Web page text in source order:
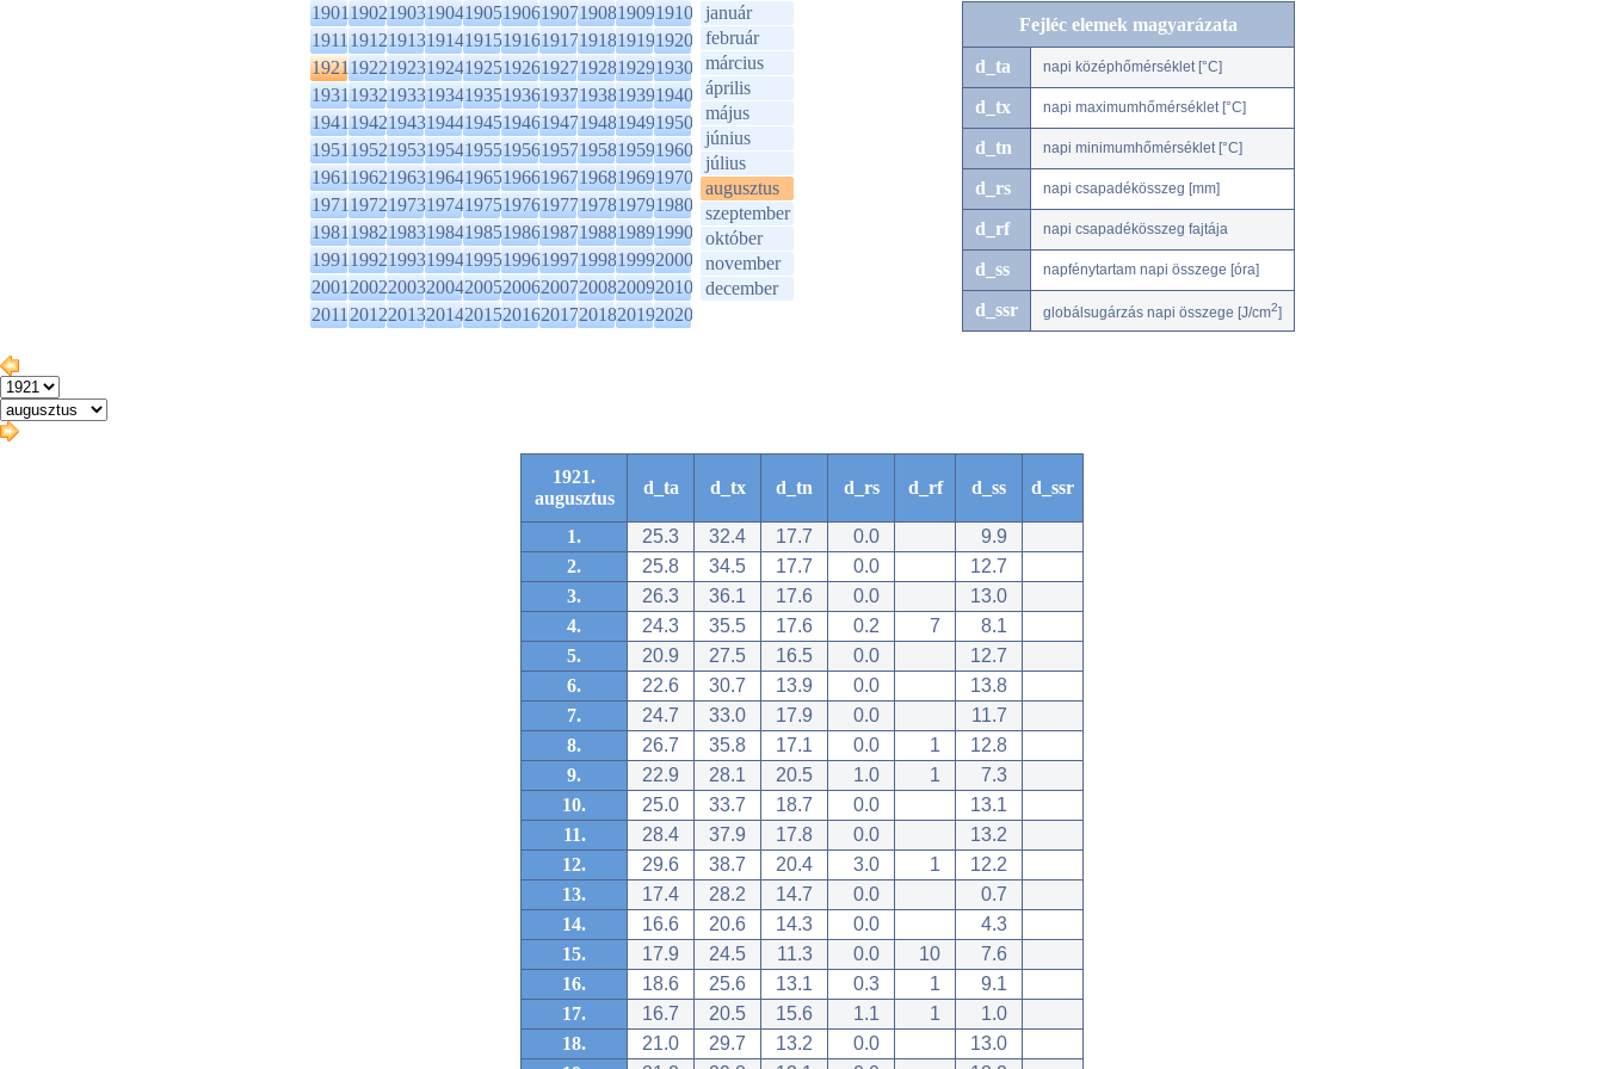
1901190219031904190519061907190819091910
1911191219131914191519161917191819191920
1921192219231924192519261927192819291930
1931193219331934193519361937193819391940
1941194219431944194519461947194819491950
1951195219531954195519561957195819591960
1961196219631964196519661967196819691970
1971197219731974197519761977197819791980
1981198219831984198519861987198819891990
1991199219931994199519961997199819992000
2001200220032004200520062007200820092010
2011201220132014201520162017201820192020
január
február
március
április
május
június
július
augusztus
szeptember
október
november
december
Fejléc elemek magyarázata
d_ta napi középhőmérséklet [°C]
d_tx napi maximumhőmérséklet [°C]
d_tn napi minimumhőmérséklet [°C]
d_rs napi csapadékösszeg [mm]
d_rf napi csapadékösszeg fajtája
d_ss napfénytartam napi összege [óra]
d_ssr globálsugárzás napi összege [J/cm2]
1921.
augusztus
d_ta d_tx d_tn d_rs d_rf d_ss d_ssr
1. 25.3 32.4 17.7 0.0
9.9
2.
25.8 34.5 17.7 0.0
12.7
3.
26.3 36.1 17.6 0.0
13.0
4.
24.3 35.5 17.6 0.2 7
8.1
5.
20.9 27.5 16.5 0.0
12.7
6.
22.6 30.7 13.9 0.0
13.8
7.
24.7 33.0 17.9 0.0
11.7
8.
26.7 35.8 17.1 0.0 1
12.8
9.
22.9 28.1 20.5 1.0 1
7.3
10.
25.0 33.7 18.7 0.0
13.1
11.
28.4 37.9 17.8 0.0
13.2
12.
29.6 38.7 20.4 3.0 1
12.2
13.
17.4 28.2 14.7 0.0
0.7
14.
16.6 20.6 14.3 0.0
4.3
15.
17.9 24.5 11.3 0.0 10
7.6
16.
18.6 25.6 13.1 0.3 1
9.1
17.
16.7 20.5 15.6 1.1 1
1.0
18.
21.0 29.7 13.2 0.0
13.0